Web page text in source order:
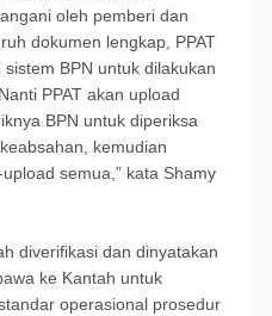
oleh pemberi dan
dokumen lengkap, PPAT
BPN untuk dilakukan
PPAT akan upload
BPN untuk diperiksa
kemudian
semua,” kata Shamy
diverifikasi dan dinyatakan
ke Kantah untuk
operasional prosedur